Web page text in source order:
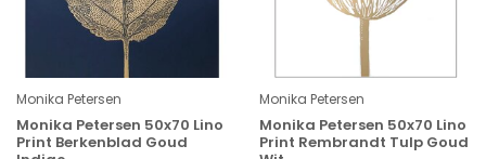
Monika Petersen
Monika Petersen 50x70 Lino
Print Berkenblad Goud
Monika Petersen
Monika Petersen 50x70 Lino
Print Rembrandt Tulp Goud